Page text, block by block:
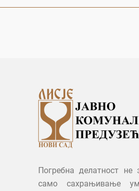
Погребна делатност не
само сахрањивање